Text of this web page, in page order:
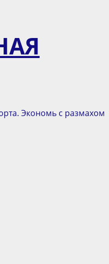
Экономь с размахом